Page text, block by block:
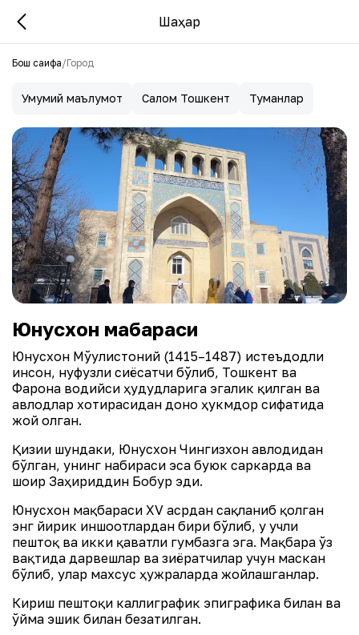
Шаҳар
Бош саҳифа/Город
Умумий маълумот Салом Тошкент Туманлар
Юнусхон мақбараси
Юнусхон Мўғулистоний (1415–1487) истеъдодли
инсон, нуфузли сиёсатчи бўлиб, Тошкент ва
Фарғона водийси ҳудудларига эгалик қилган ва
авлодлар хотирасидан доно ҳукмдор сифатида
жой олган.
Қизиғи шундаки, Юнусхон Чингизхон авлодидан
бўлган, унинг набираси эса буюк саркарда ва
шоир Заҳириддин Бобур эди.
Юнусхон мақбараси XV асрдан сақланиб қолган
энг йирик иншоотлардан бири бўлиб, у учли
пештоқ ва икки қаватли гумбазга эга. Мақбара ўз
вақтида дарвешлар ва зиёратчилар учун маскан
бўлиб, улар махсус ҳужраларда жойлашганлар.
Кириш пештоқи каллиграфик эпиграфика билан ва
ўйма эшик билан безатилган.